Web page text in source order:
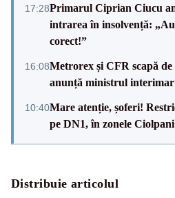
17:28Primarul Ciprian Ciucu
intrarea în insolvență: „Au
corect!”
16:08Metrorex și CFR scapă
anunță ministrul
10:40Mare atenție, șoferi!
pe DN1, în zonele
Distribuie articolul